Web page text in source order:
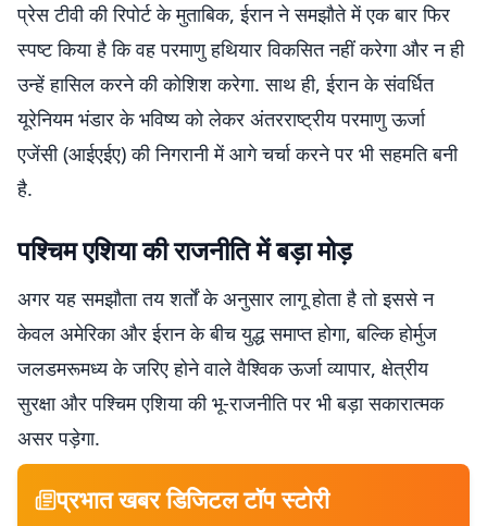
प्रेस टीवी की रिपोर्ट के मुताबिक, ईरान ने समझौते में एक बार फिर
स्पष्ट किया है कि वह परमाणु हथियार विकसित नहीं करेगा और न ही
उन्हें हासिल करने की कोशिश करेगा. साथ ही, ईरान के संवर्धित
यूरेनियम भंडार के भविष्य को लेकर अंतरराष्ट्रीय परमाणु ऊर्जा
एजेंसी (आईएईए) की निगरानी में आगे चर्चा करने पर भी सहमति बनी
है.
पश्चिम एशिया की राजनीति में बड़ा मोड़
अगर यह समझौता तय शर्तों के अनुसार लागू होता है तो इससे न
केवल अमेरिका और ईरान के बीच युद्ध समाप्त होगा, बल्कि होर्मुज
जलडमरूमध्य के जरिए होने वाले वैश्विक ऊर्जा व्यापार, क्षेत्रीय
सुरक्षा और पश्चिम एशिया की भू-राजनीति पर भी बड़ा सकारात्मक
असर पड़ेगा.
प्रभात खबर डिजिटल टॉप स्टोरी